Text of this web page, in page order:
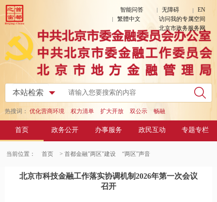
智能问答 无障碍
EN
繁體中文
访问我的专属空间
北京市政务服务网
热搜词： 优化营商环境 权力清单 扩大开放 双公示 畅融
首页 政务公开 办事服务 政民互动 专题专栏
当前位置： 首页 > 首都金融"两区"建设 “两区”声音
北京市科技金融工作落实协调机制2026年第一次会议
召开